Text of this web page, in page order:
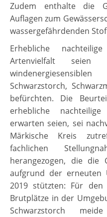
Zudem enthalte die
Auflagen zum
wassergefährdenden
Erhebliche
Artenvielfalt seien
Schwarzstorch,
befürchten. Die
erhebliche
erwarten seien, sei
Märkische Kreis
fachlichen
herangezogen, die die
aufgrund der erneuten
2019 stützten: Für den
Brutplätze in der
Schwarzstorch